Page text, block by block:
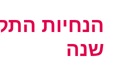
הנחיות
שנה